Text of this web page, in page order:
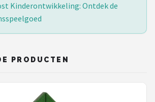
Kinderontwikkeling: Ontdek de
PRODUCTEN